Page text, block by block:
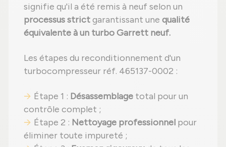
signifie qu'il a été remis à neuf selon un
processus strictgarantissant une qualité
équivalente à un turbo Garrett neuf.
Les étapes du reconditionnement d'un
turbocompresseur réf. 465137-0002 :
Étape 1 : Désassemblage total pour un
contrôle complet ;
Étape 2 : Nettoyage professionnel pour
éliminer toute impureté ;